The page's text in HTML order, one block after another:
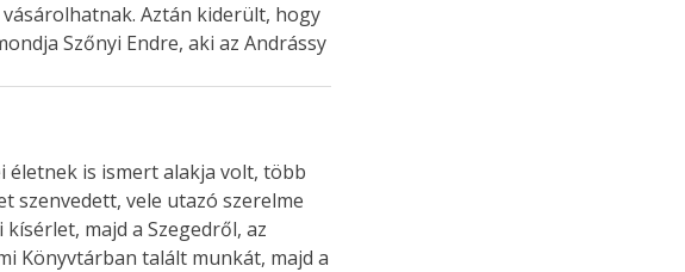
Aztán kiderült, hogy
Szőnyi Endre, aki az Andrássy
életnek is ismert alakja volt, több
szenvedett, vele utazó szerelme
majd a Szegedről, az
Könyvtárban talált munkát, majd a